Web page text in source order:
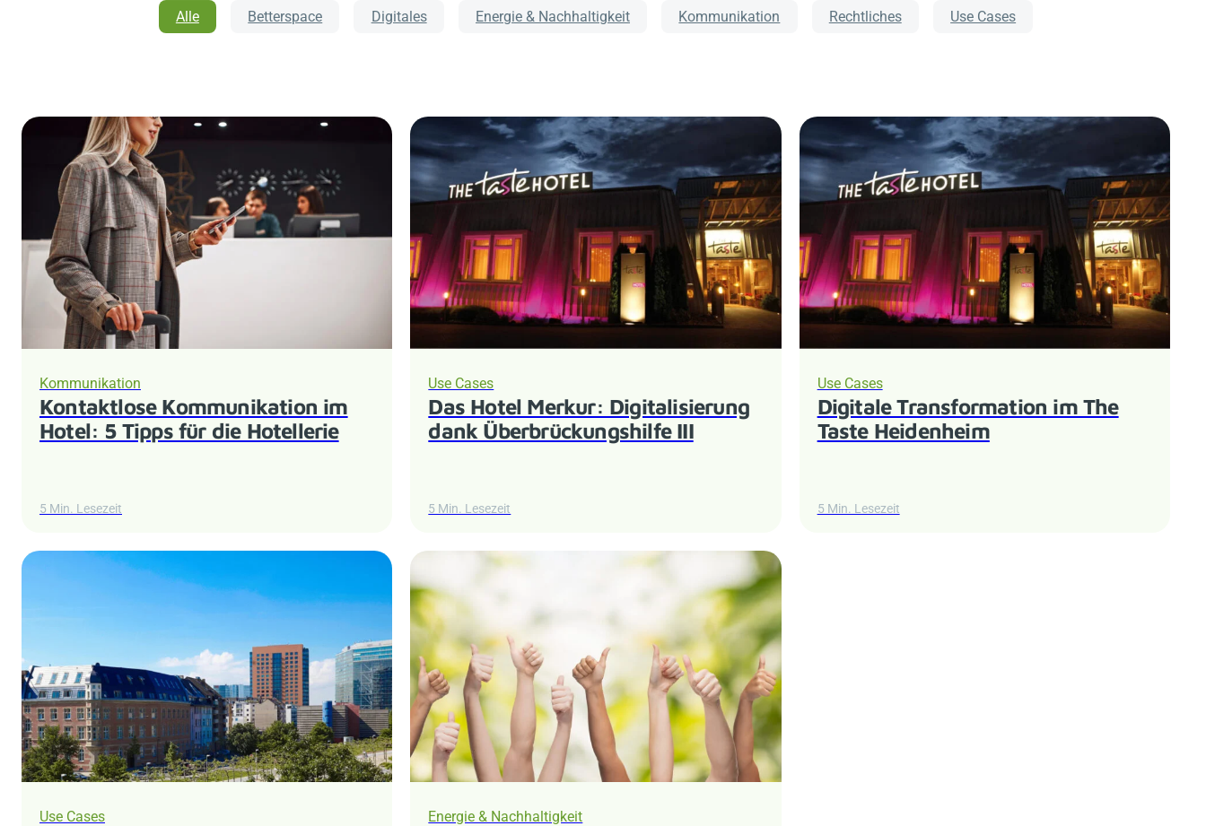
Alle Betterspace Digitales Energie & Nachhaltigkeit Kommunikation Rechtliches Use Cases
Kommunikation
Kontaktlose Kommunikation im
Hotel: 5 Tipps für die Hotellerie
5 Min. Lesezeit
Use Cases
Das Hotel Merkur: Digitalisierung
dank Überbrückungshilfe III
5 Min. Lesezeit
Use Cases
Digitale Transformation im The
Taste Heidenheim
5 Min. Lesezeit
Use Cases Energie & Nachhaltigkeit